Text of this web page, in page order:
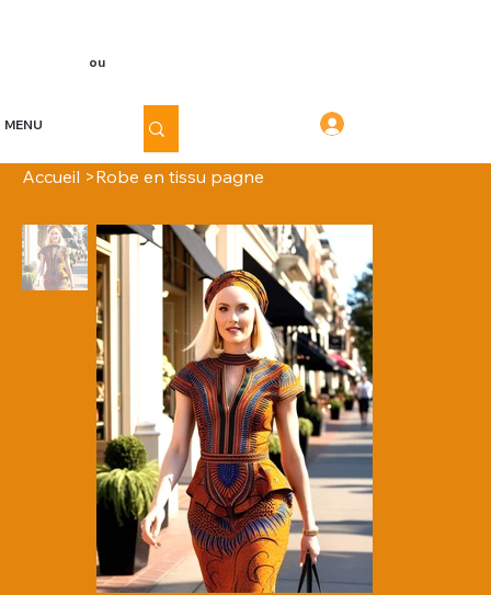
ou
MENU
Accueil >Robe en tissu pagne